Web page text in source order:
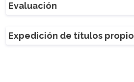
Evaluación
Expedición de títulos